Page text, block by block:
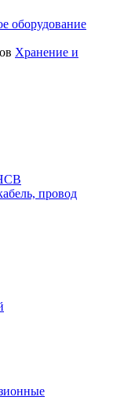
оборудование
Хранение и
провод